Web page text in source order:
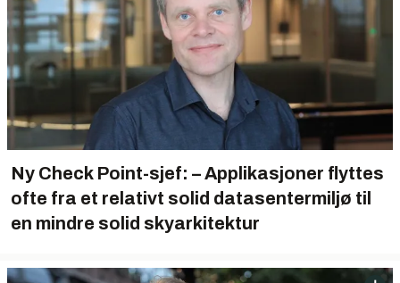
Ny Check Point-sjef: – Applikasjoner flyttes
ofte fra et relativt solid datasentermiljø til
en mindre solid skyarkitektur